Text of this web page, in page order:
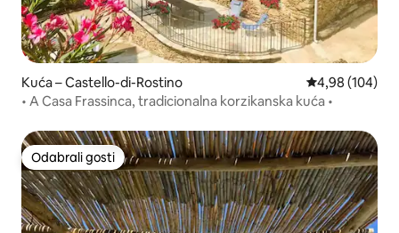
Kuća – Castello-di-Rostino Prosječna
4,98 (104)
• A Casa Frassinca, tradicionalna korzikanska kuća •
Odabrali gosti
Odabrali gosti